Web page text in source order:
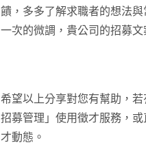
饋，多多了解求職者的想法
一次的微調，貴公司的招募
希望以上分享對您有幫助，
招募管理」使用徵才服務，
才動態。